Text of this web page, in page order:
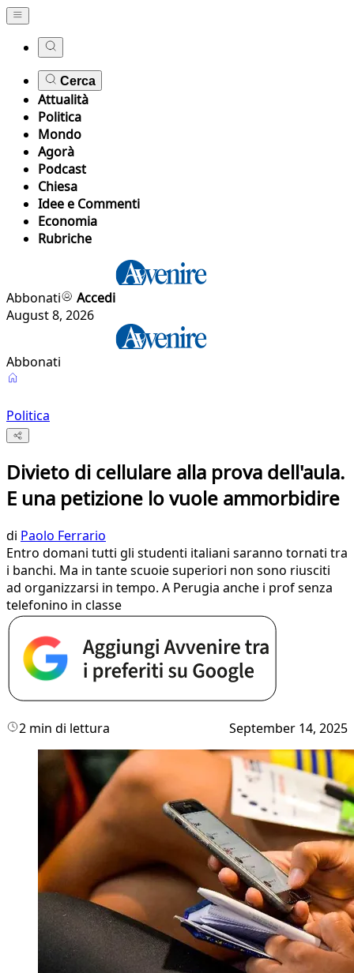
Cerca
Attualità
Politica
Mondo
Agorà
Podcast
Chiesa
Idee e Commenti
Economia
Rubriche
Abbonati
Accedi
August 8, 2026
Abbonati
Politica
Divieto di cellulare alla prova dell'aula.
E una petizione lo vuole ammorbidire
di Paolo Ferrario
Entro domani tutti gli studenti italiani saranno tornati tra
i banchi. Ma in tante scuoie superiori non sono riusciti
ad organizzarsi in tempo. A Perugia anche i prof senza
telefonino in classe
2 min di lettura September 14, 2025